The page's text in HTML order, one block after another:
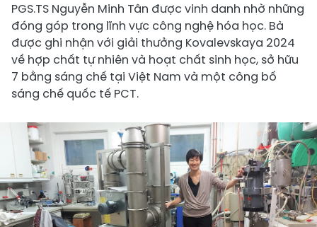
PGS.TS Nguyễn Minh Tân được vinh danh nhờ những
đóng góp trong lĩnh vực công nghệ hóa học. Bà
được ghi nhận với giải thưởng Kovalevskaya 2024
về hợp chất tự nhiên và hoạt chất sinh học, sở hữu
7 bằng sáng chế tại Việt Nam và một công bố
sáng chế quốc tế PCT.